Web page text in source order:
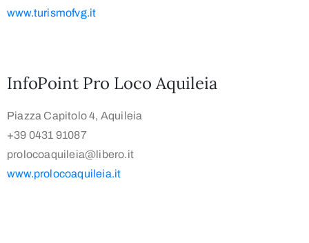
www.turismofvg.it
InfoPoint Pro Loco Aquileia
Piazza Capitolo 4, Aquileia
+39 0431 91087
prolocoaquileia@libero.it
www.prolocoaquileia.it